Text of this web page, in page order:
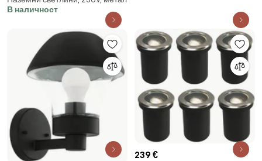
IP65 - Delux
В наличност
239 €